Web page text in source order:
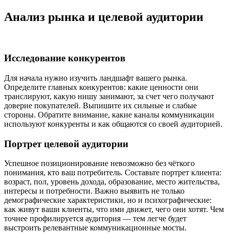
Анализ рынка и целевой аудитории
Исследование конкурентов
Для начала нужно изучить ландшафт вашего рынка.
Определите главных конкурентов: какие ценности они
транслируют, какую нишу занимают, за счет чего получают
доверие покупателей. Выпишите их сильные и слабые
стороны. Обратите внимание, какие каналы коммуникации
используют конкуренты и как общаются со своей аудиторией.
Портрет целевой аудитории
Успешное позиционирование невозможно без чёткого
понимания, кто ваш потребитель. Составьте портрет клиента:
возраст, пол, уровень дохода, образование, место жительства,
интересы и потребности. Важно выявить не только
демографические характеристики, но и психографические:
как живут ваши клиенты, что ими движет, чего они хотят. Чем
точнее профилируется аудитория — тем легче будет
выстроить релевантные коммуникационные мосты.